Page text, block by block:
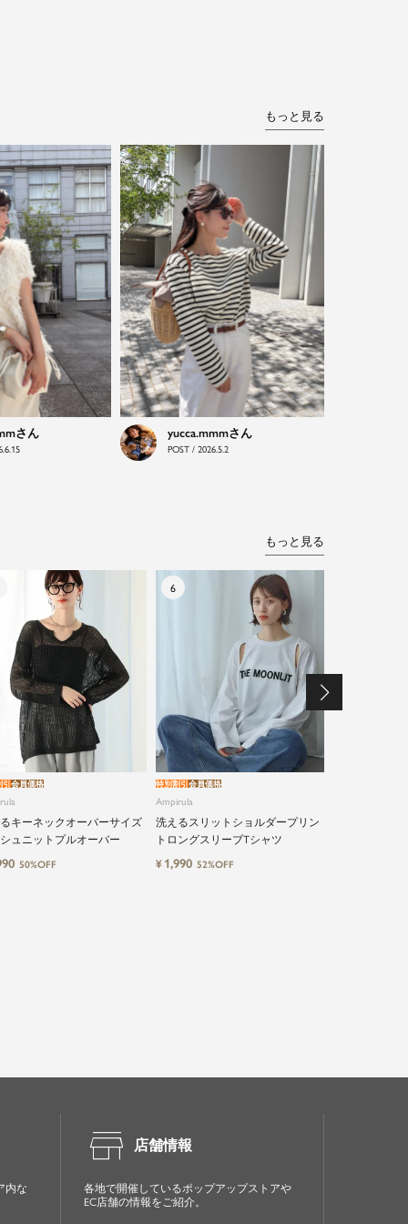
もっと見る
yucca.mmm
POST / 2026.5.2
もっと見る
キーネックオーバーサイズ
ュニットプルオーバー
引会員価格
50%OFF
Ampirula
洗えるスリットショルダープリン
トロングスリーブTシャツ
特別割引会員価格
¥ 1,990 52%OFF
内な
store 店舗情報
各地で開催しているポップアップストアや
EC店舗の情報をご紹介。